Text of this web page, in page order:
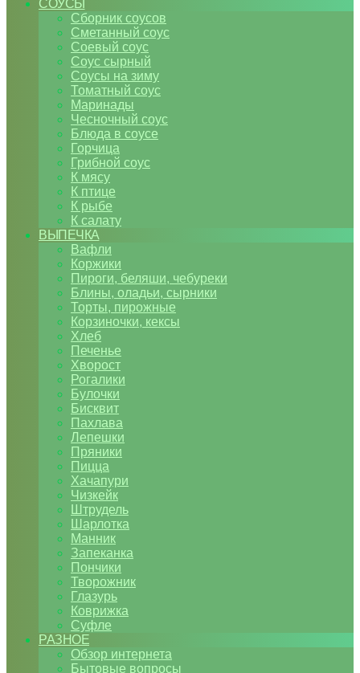
СОУСЫ
Сборник соусов
Сметанный соус
Соевый соус
Соус сырный
Соусы на зиму
Томатный соус
Маринады
Чесночный соус
Блюда в соусе
Горчица
Грибной соус
К мясу
К птице
К рыбе
К салату
ВЫПЕЧКА
Вафли
Коржики
Пироги, беляши, чебуреки
Блины, оладьи, сырники
Торты, пирожные
Корзиночки, кексы
Хлеб
Печенье
Хворост
Рогалики
Булочки
Бисквит
Пахлава
Лепешки
Пряники
Пицца
Хачапури
Чизкейк
Штрудель
Шарлотка
Манник
Запеканка
Пончики
Творожник
Глазурь
Коврижка
Суфле
РАЗНОЕ
Обзор интернета
Бытовые вопросы